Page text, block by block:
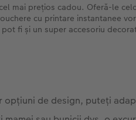
mai prețios cadou. Oferă-le
cu printare instantanee
fi și un super accesoriu
opțiuni de design, puteți